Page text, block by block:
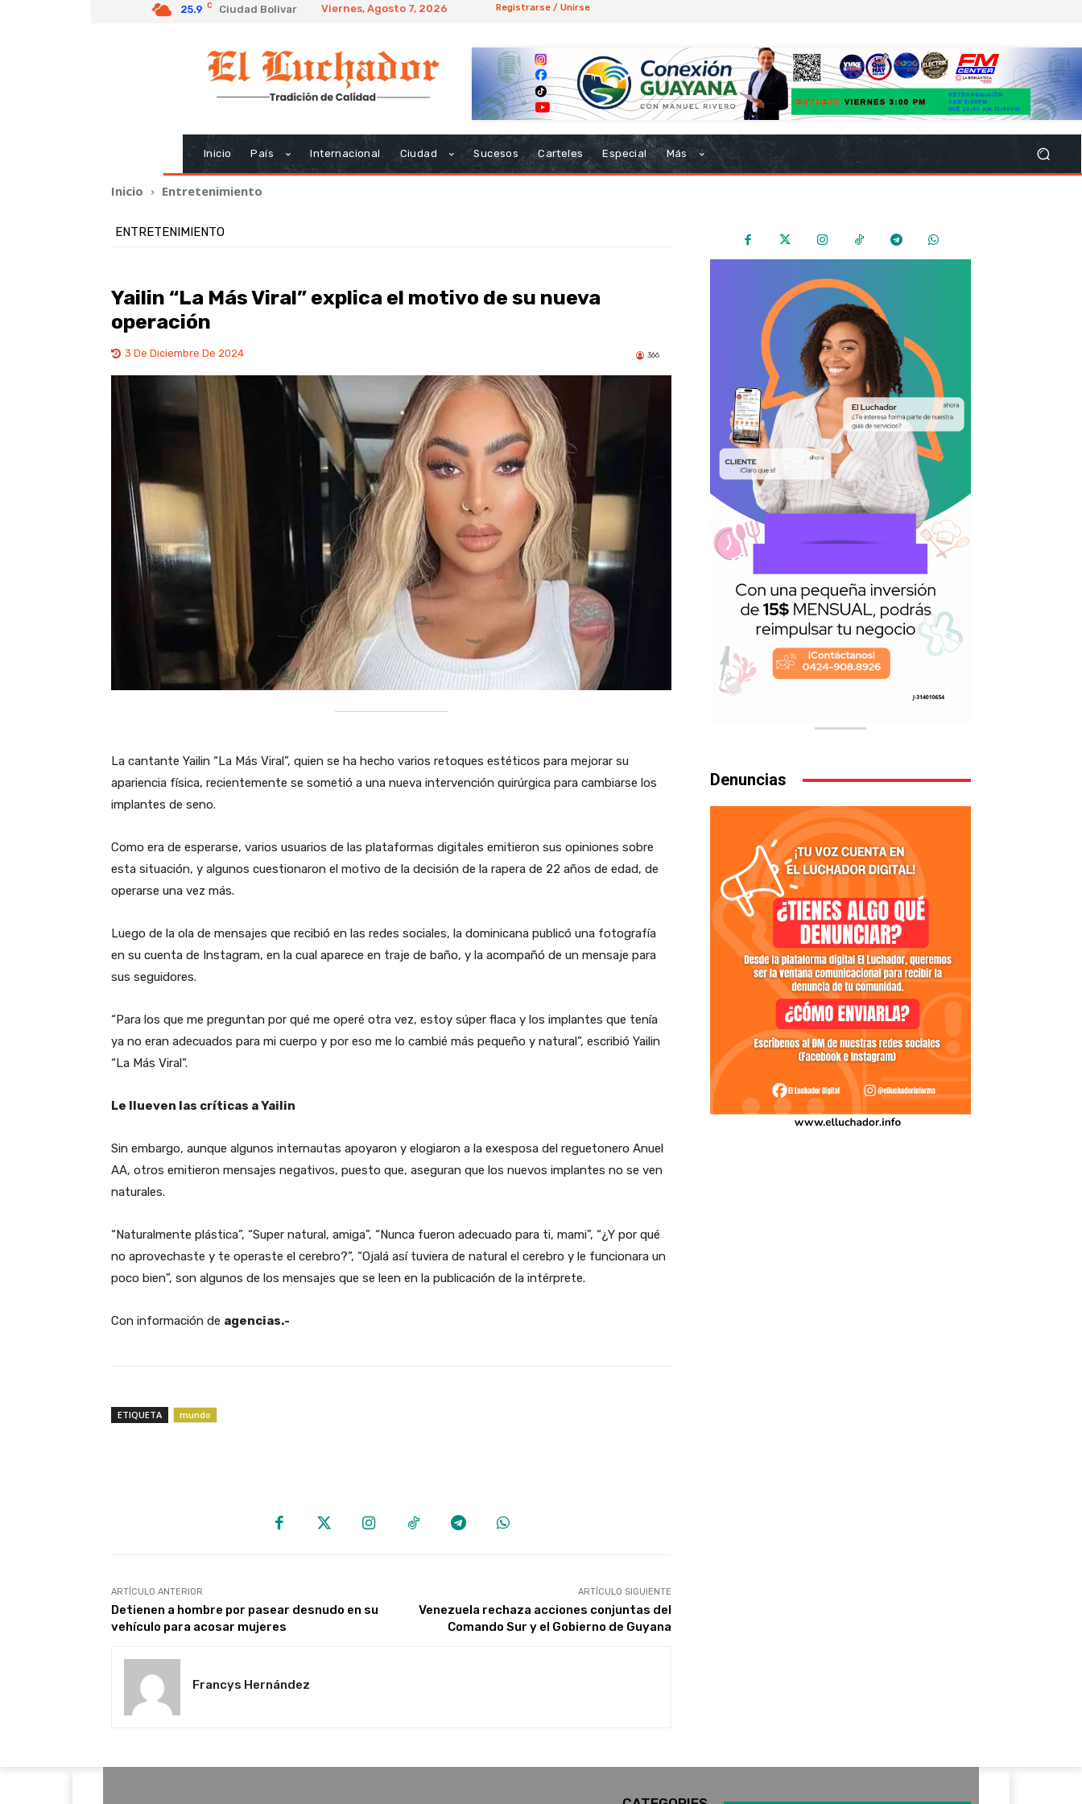
25.9 C Ciudad Bolivar Viernes, Agosto 7, 2026 Registrarse / Unirse
Inicio País Internacional Ciudad Sucesos Carteles Especial Más
Inicio Entretenimiento
ENTRETENIMIENTO
Yailin “La Más Viral” explica el motivo de su nueva
operación
3 De Diciembre De 2024 366
La cantante Yailin “La Más Viral”, quien se ha hecho varios retoques estéticos para mejorar su
apariencia física, recientemente se sometió a una nueva intervención quirúrgica para cambiarse los
implantes de seno.
Como era de esperarse, varios usuarios de las plataformas digitales emitieron sus opiniones sobre
esta situación, y algunos cuestionaron el motivo de la decisión de la rapera de 22 años de edad, de
operarse una vez más.
Luego de la ola de mensajes que recibió en las redes sociales, la dominicana publicó una fotografía
en su cuenta de Instagram, en la cual aparece en traje de baño, y la acompañó de un mensaje para
sus seguidores.
“Para los que me preguntan por qué me operé otra vez, estoy súper flaca y los implantes que tenía
ya no eran adecuados para mi cuerpo y por eso me lo cambié más pequeño y natural”, escribió Yailin
“La Más Viral”.
Le llueven las críticas a Yailin
Sin embargo, aunque algunos internautas apoyaron y elogiaron a la exesposa del reguetonero Anuel
AA, otros emitieron mensajes negativos, puesto que, aseguran que los nuevos implantes no se ven
naturales.
“Naturalmente plástica”, “Super natural, amiga”, “Nunca fueron adecuado para ti, mami”, “¿Y por qué
no aprovechaste y te operaste el cerebro?”, “Ojalá así tuviera de natural el cerebro y le funcionara un
poco bien”, son algunos de los mensajes que se leen en la publicación de la intérprete.
Con información de agencias.-
ETIQUETA mundo
ARTÍCULO ANTERIOR
Detienen a hombre por pasear desnudo en su
vehículo para acosar mujeres
ARTÍCULO SIGUIENTE
Venezuela rechaza acciones conjuntas del
Comando Sur y el Gobierno de Guyana
Francys Hernández
Denuncias